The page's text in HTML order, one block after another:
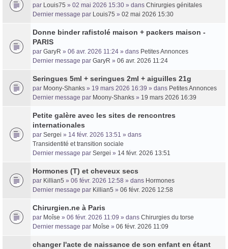
par Louis75 » 02 mai 2026 15:30 » dans Chirurgies génitales
Dernier message par Louis75 » 02 mai 2026 15:30
Donne binder rafistolé maison + packers maison -
PARIS
par GaryR » 06 avr. 2026 11:24 » dans Petites Annonces
Dernier message par GaryR » 06 avr. 2026 11:24
Seringues 5ml + seringues 2ml + aiguilles 21g
par Moony-Shanks » 19 mars 2026 16:39 » dans Petites Annonces
Dernier message par Moony-Shanks » 19 mars 2026 16:39
Petite galère avec les sites de rencontres
internationales
par Sergei » 14 févr. 2026 13:51 » dans
Transidentité et transition sociale
Dernier message par Sergei » 14 févr. 2026 13:51
Hormones (T) et cheveux secs
par Killian5 » 06 févr. 2026 12:58 » dans Hormones
Dernier message par Killian5 » 06 févr. 2026 12:58
Chirurgien.ne à Paris
par Moîse » 06 févr. 2026 11:09 » dans Chirurgies du torse
Dernier message par Moîse » 06 févr. 2026 11:09
changer l'acte de naissance de son enfant en étant